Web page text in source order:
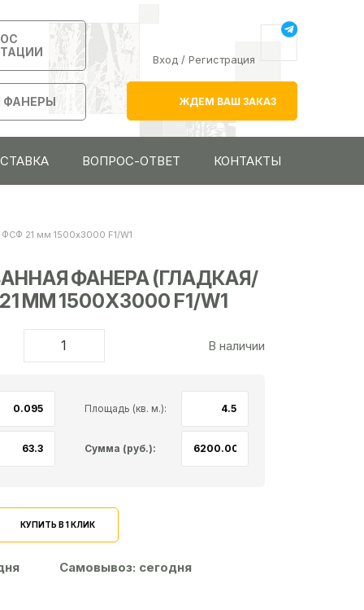
ФАНЕРЫ
Вход / Регистрация
ЖДЕМ ВАШ ЗАКАЗ
ВОПРОС-ОТВЕТ КОНТАКТЫ
21 мм 1500х3000 F1/W1
ФАНЕРА (ГЛАДКАЯ/
ММ 1500Х3000 F1/W1
В наличии
Площадь (кв. м.):
Сумма (руб.):
КУПИТЬ В 1 КЛИК
Самовывоз: сегодня